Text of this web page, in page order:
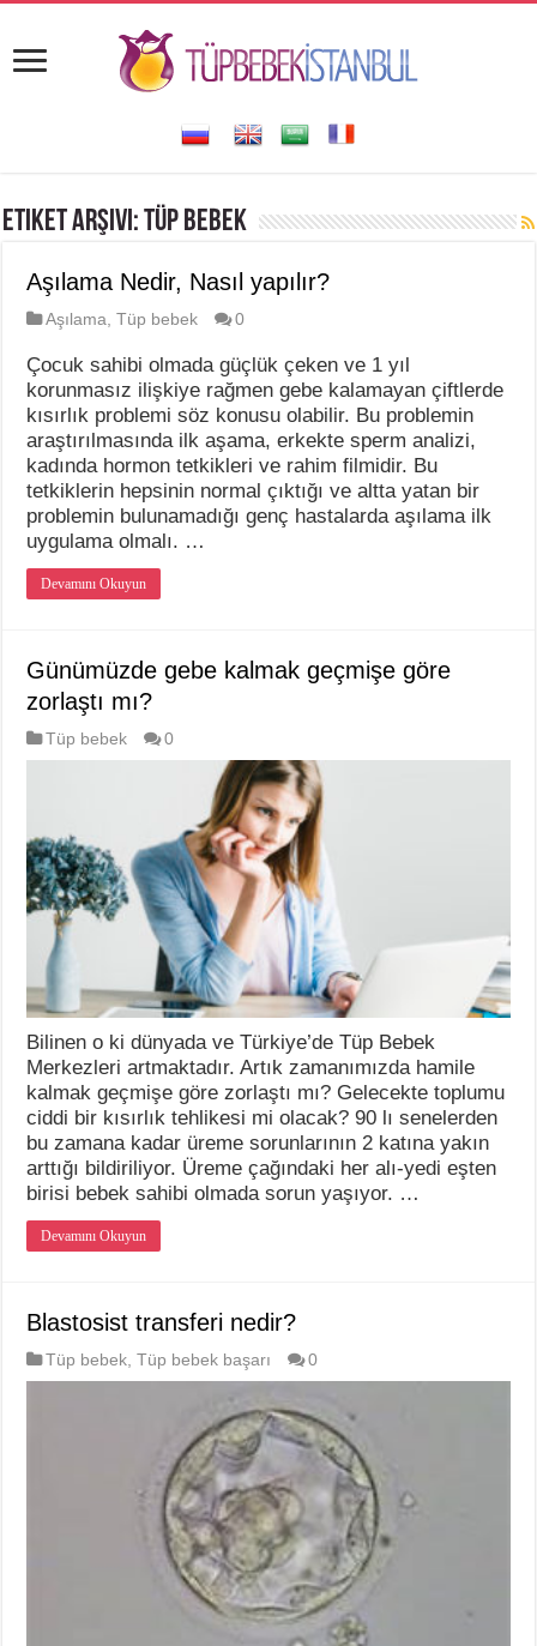
Etiket Arşivi:tüp bebek
Aşılama Nedir, Nasıl yapılır?
Aşılama ,Tüp bebek 0
Çocuk sahibi olmada güçlük çeken ve 1 yıl
korunmasız ilişkiye rağmen gebe kalamayan çiftlerde
kısırlık problemi söz konusu olabilir. Bu problemin
araştırılmasında ilk aşama, erkekte sperm analizi,
kadında hormon tetkikleri ve rahim filmidir. Bu
tetkiklerin hepsinin normal çıktığı ve altta yatan bir
problemin bulunamadığı genç hastalarda aşılama ilk
uygulama olmalı. …
Devamını Okuyun
Günümüzde gebe kalmak geçmişe göre
zorlaştı mı?
Tüp bebek 0
Bilinen o ki dünyada ve Türkiye’de Tüp Bebek
Merkezleri artmaktadır. Artık zamanımızda hamile
kalmak geçmişe göre zorlaştı mı? Gelecekte toplumu
ciddi bir kısırlık tehlikesi mi olacak? 90 lı senelerden
bu zamana kadar üreme sorunlarının 2 katına yakın
arttığı bildiriliyor. Üreme çağındaki her alı-yedi eşten
birisi bebek sahibi olmada sorun yaşıyor. …
Devamını Okuyun
Blastosist transferi nedir?
Tüp bebek ,Tüp bebek başarı 0